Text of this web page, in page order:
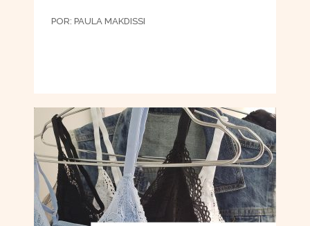
POR: PAULA MAKDISSI